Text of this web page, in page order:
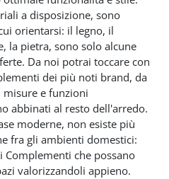
a disposizione, sono
orientarsi: il legno, il
la pietra, sono solo alcune
Da noi potrai toccare con
dei più noti brand, da
misure e funzioni
abbinati al resto dell'arredo.
moderne, non esiste più
fra gli ambienti domestici:
Complementi che possano
valorizzandoli appieno.